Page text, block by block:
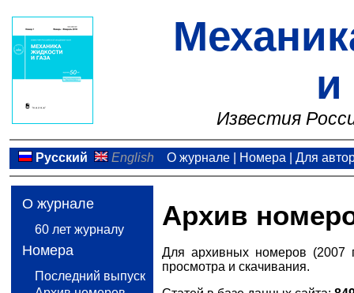
и
Известия
Русский English О журнале| Номера Для
О журнале
60 лет журналу
Номера
Последний выпуск
Архив
Для архивных номеров (2007
просмотра и скачивания.